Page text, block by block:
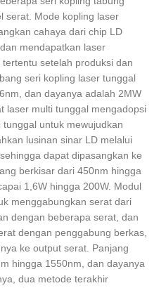
serat. Mode kopling laser
cahaya dari chip LD
mendapatkan laser
setelah produksi dan
seri kopling laser tunggal
dan dayanya adalah 2MW
laser multi tunggal mengadopsi
untuk mewujudkan
lusinan sinar LD melalui
dapat dipasangkan ke
berkisar dari 450nm hingga
1,6W hingga 200W. Modul
menggabungkan serat dari
dengan beberapa serat, dan
dengan penggabung berkas,
ke output serat. Panjang
hingga 1550nm, dan dayanya
dua metode terakhir